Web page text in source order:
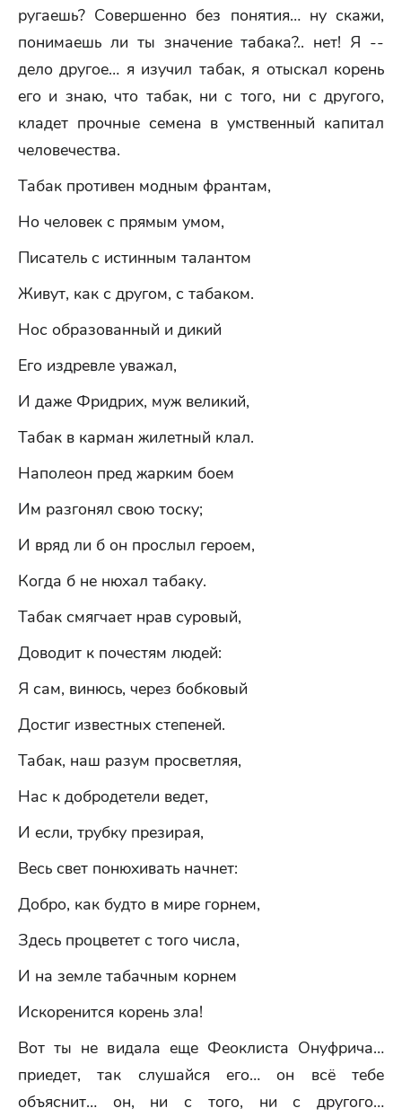
ругаешь? Совершенно без понятия… ну скажи,
понимаешь ли ты значение табака?.. нет! Я --
дело другое… я изучил табак, я отыскал корень
его и знаю, что табак, ни с того, ни с другого,
кладет прочные семена в умственный капитал
человечества.
Табак противен модным франтам,
Но человек с прямым умом,
Писатель с истинным талантом
Живут, как с другом, с табаком.
Нос образованный и дикий
Его издревле уважал,
И даже Фридрих, муж великий,
Табак в карман жилетный клал.
Наполеон пред жарким боем
Им разгонял свою тоску;
И вряд ли б он прослыл героем,
Когда б не нюхал табаку.
Табак смягчает нрав суровый,
Доводит к почестям людей:
Я сам, винюсь, через бобковый
Достиг известных степеней.
Табак, наш разум просветляя,
Нас к добродетели ведет,
И если, трубку презирая,
Весь свет понюхивать начнет:
Добро, как будто в мире горнем,
Здесь процветет с того числа,
И на земле табачным корнем
Искоренится корень зла!
Вот ты не видала еще Феоклиста Онуфрича…
приедет, так слушайся его… он всё тебе
объяснит… он, ни с того, ни с другого…